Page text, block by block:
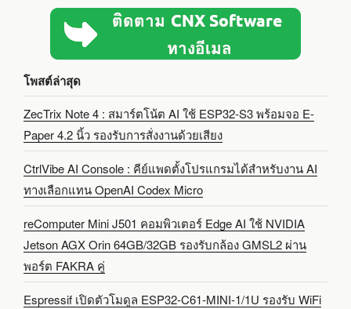
โพสต์ล่าสุด
ZecTrix Note 4 : สมาร์ตโน้ต AI ใช้ ESP32-S3 พร้อมจอ E-
Paper 4.2 นิ้ว รองรับการสั่งงานด้วยเสียง
CtrlVibe AI Console : คีย์แพดตั้งโปรแกรมได้สำหรับงาน AI
ทางเลือกแทน OpenAI Codex Micro
reComputer Mini J501 คอมพิวเตอร์ Edge AI ใช้ NVIDIA
Jetson AGX Orin 64GB/32GB รองรับกล้อง GMSL2 ผ่าน
พอร์ต FAKRA คู่
Espressif เปิดตัวโมดูล ESP32-C61-MINI-1/1U รองรับ WiFi